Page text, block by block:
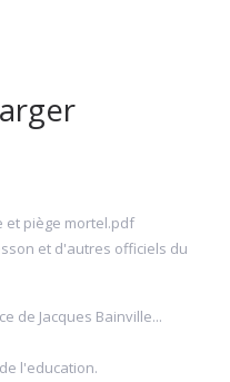
et piège mortel.pdf
et d'autres officiels du
de Jacques Bainville...
l'education.